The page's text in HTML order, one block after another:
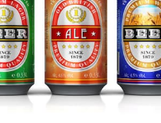
中華料理と相性
のよい定番品
330ml
ドイツビールの
330ml